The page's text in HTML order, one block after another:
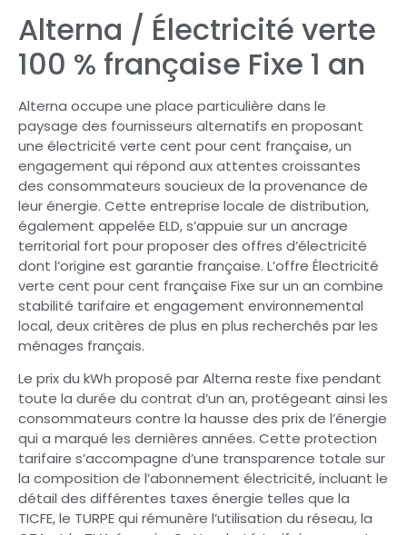
Alterna / Électricité verte
100 % française Fixe 1 an
Alterna occupe une place particulière dans le
paysage des fournisseurs alternatifs en proposant
une électricité verte cent pour cent française, un
engagement qui répond aux attentes croissantes
des consommateurs soucieux de la provenance de
leur énergie. Cette entreprise locale de distribution,
également appelée ELD, s’appuie sur un ancrage
territorial fort pour proposer des offres d’électricité
dont l’origine est garantie française. L’offre Électricité
verte cent pour cent française Fixe sur un an combine
stabilité tarifaire et engagement environnemental
local, deux critères de plus en plus recherchés par les
ménages français.
Le prix du kWh proposé par Alterna reste fixe pendant
toute la durée du contrat d’un an, protégeant ainsi les
consommateurs contre la hausse des prix de l’énergie
qui a marqué les dernières années. Cette protection
tarifaire s’accompagne d’une transparence totale sur
la composition de l’abonnement électricité, incluant le
détail des différentes taxes énergie telles que la
TICFE, le TURPE qui rémunère l’utilisation du réseau, la